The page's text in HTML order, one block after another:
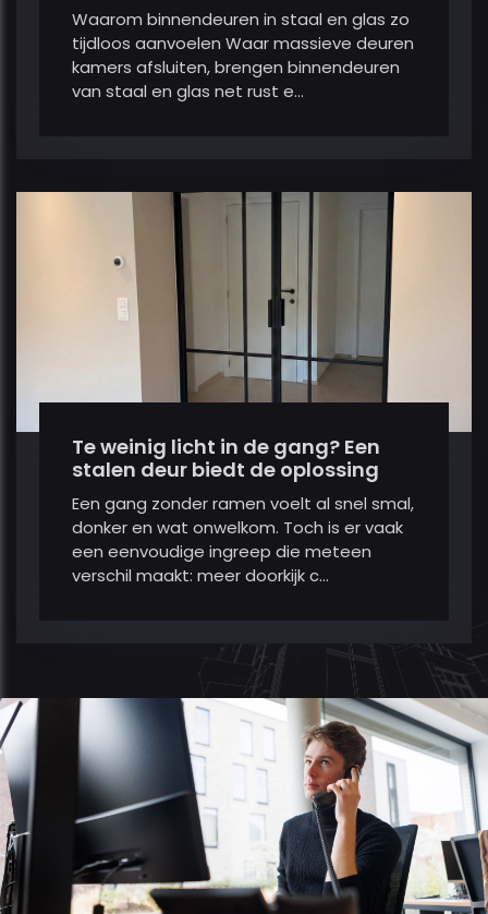
Waarom binnendeuren in staal en glas zo
tijdloos aanvoelen Waar massieve deuren
kamers afsluiten, brengen binnendeuren
van staal en glas net rust e...
Te weinig licht in de gang? Een
stalen deur biedt de oplossing
Een gang zonder ramen voelt al snel smal,
donker en wat onwelkom. Toch is er vaak
een eenvoudige ingreep die meteen
verschil maakt: meer doorkijk c...